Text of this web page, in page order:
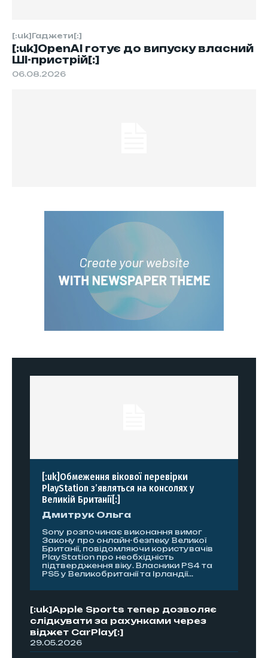
[:uk]Гаджети[:]
[:uk]OpenAI готує до випуску власний
ШІ-пристрій[:]
06.08.2026
[:uk]Обмеження вікової перевірки
PlayStation з’являться на консолях у
Великій Британії[:]
Дмитрук Ольга
Sony розпочинає виконання вимог
Закону про онлайн-безпеку Великої
Британії, повідомляючи користувачів
PlayStation про необхідність
підтвердження віку. Власники PS4 та
PS5 у Великобританії та Ірландії...
[:uk]Apple Sports тепер дозволяє
слідкувати за рахунками через
віджет CarPlay[:]
29.05.2026